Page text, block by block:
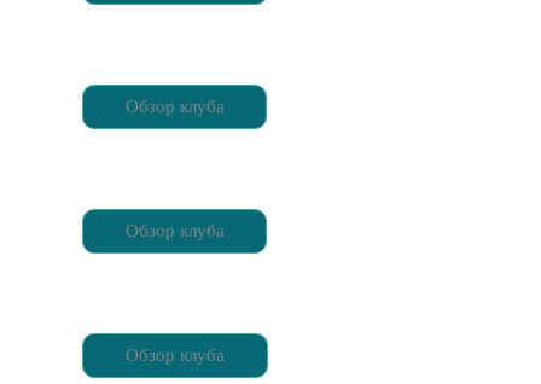
Обзор клуба
Обзор клуба
Обзор клуба